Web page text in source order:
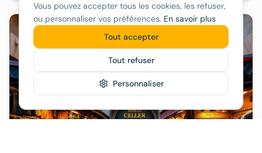
Vous pouvez accepter tous les cookies, les refuser,
ou personnaliser vos préférences. En savoir plus
Personnaliser
Tout refuser
Tout accepter